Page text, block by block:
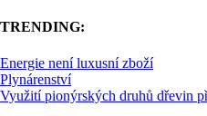
TRENDING:
Energie není luxusní zboží
Plynárenství
Využití pionýrských druhů dřevin